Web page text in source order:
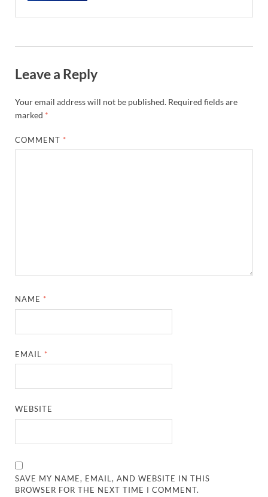
Leave a Reply
Your email address will not be published. Required fields are
marked *
COMMENT *
NAME *
EMAIL *
WEBSITE
SAVE MY NAME, EMAIL, AND WEBSITE IN THIS
BROWSER FOR THE NEXT TIME I COMMENT.